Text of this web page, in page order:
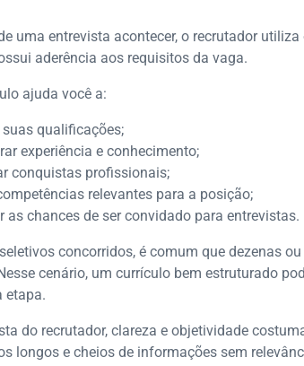
uma entrevista acontecer, o recrutador
aderência aos requisitos da vaga.
ajuda você a:
suas qualificações;
experiência e conhecimento;
conquistas profissionais;
relevantes para a posição;
as chances de ser convidado para entrevistas.
concorridos, é comum que dezenas
cenário, um currículo bem estruturado
etapa.
do recrutador, clareza e objetividade
longos e cheios de informações sem